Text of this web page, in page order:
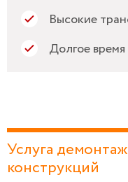
Высокие
Долгое
Услуга
конструкций